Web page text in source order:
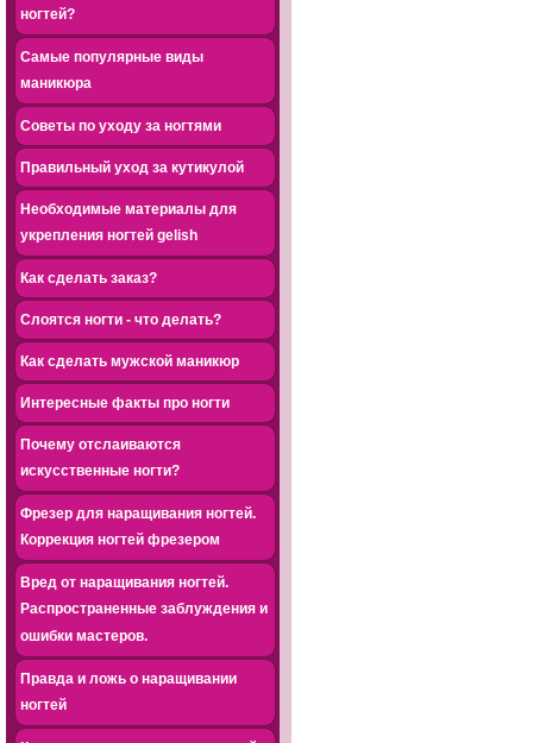
ногтей?
Самые популярные виды
маникюра
Советы по уходу за ногтями
Правильный уход за кутикулой
Необходимые материалы для
укрепления ногтей gelish
Как сделать заказ?
Слоятся ногти - что делать?
Как сделать мужской маникюр
Интересные факты про ногти
Почему отслаиваются
искусственные ногти?
Фрезер для наращивания ногтей.
Коррекция ногтей фрезером
Вред от наращивания ногтей.
Распространенные заблуждения и
ошибки мастеров.
Правда и ложь о наращивании
ногтей